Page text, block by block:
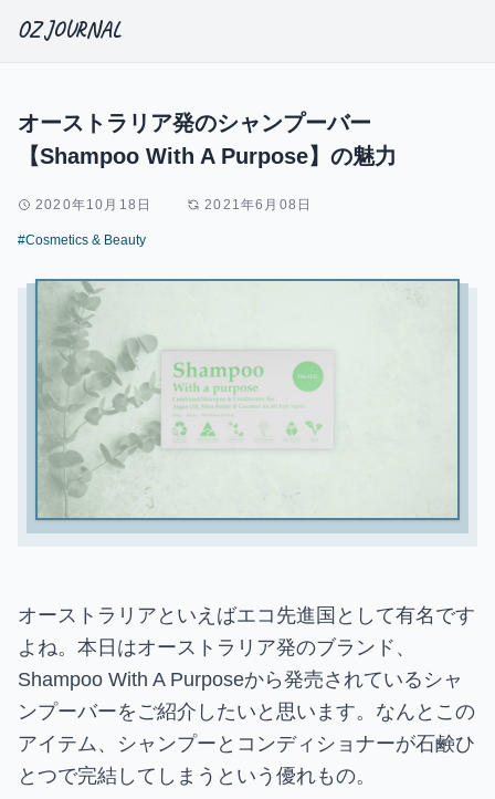
OZ JOURNAL
オーストラリア発のシャンプーバー
【Shampoo With A Purpose】の魅力
2020年10月18日 2021年6月08日
#Cosmetics & Beauty
オーストラリアといえばエコ先進国として有名です
よね。本日はオーストラリア発のブランド、
Shampoo With A Purposeから発売されているシャ
ンプーバーをご紹介したいと思います。なんとこの
アイテム、シャンプーとコンディショナーが石鹸ひ
とつで完結してしまうという優れもの。